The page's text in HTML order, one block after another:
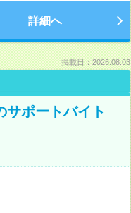
詳細へ
掲載日：2026.08.03
サポートバイト